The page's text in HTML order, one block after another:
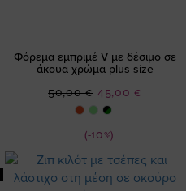
Φόρεμα εμπριμέ V με δέσιμο σε
άκουα χρώμα plus size
(-10%)
Ειδική
Τιμή
45,00 €
50,00 €